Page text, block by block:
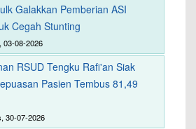
Galakkan Pemberian ASI
Cegah Stunting
03-08-2026
RSUD Tengku Rafi'an Siak
Pasien Tembus 81,49
30-07-2026